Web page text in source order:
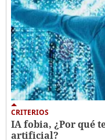
CRITERIOS
IA fobia, ¿Por qué
artificial?